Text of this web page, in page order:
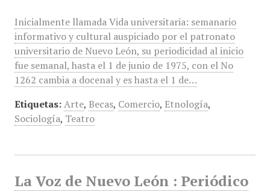
Inicialmente llamada Vida universitaria: semanario
informativo y cultural auspiciado por el patronato
universitario de Nuevo León, su periodicidad al inicio
fue semanal, hasta el 1 de junio de 1975, con el No
1262 cambia a docenal y es hasta el 1 de…
Etiquetas: Arte, Becas, Comercio, Etnología,
Sociología, Teatro
La Voz de Nuevo León : Periódico